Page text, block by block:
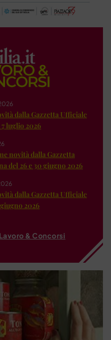
dalla Gazzetta Ufficiale
luglio 2026
novità dalla Gazzetta
del 26 e 30 giugno 2026
dalla Gazzetta Ufficiale
2026
& Concorsi